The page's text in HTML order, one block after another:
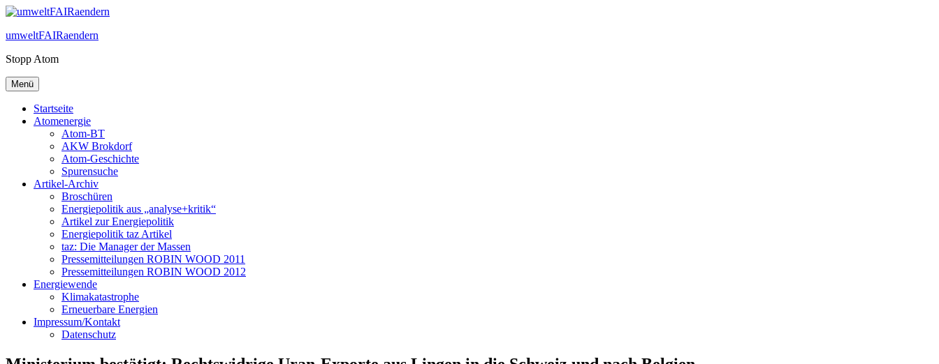
Zum
springen
umweltFAIRaendern
Stopp Atom
Menü
Startseite
Atomenergie
Atom-BT
AKW Brokdorf
Atom-Geschichte
Spurensuche
Artikel-Archiv
Broschüren
Energiepolitik aus „analyse+kritik“
Artikel zur Energiepolitik
Energiepolitik taz Artikel
taz: Die Manager der Massen
Pressemitteilungen ROBIN WOOD 2011
Pressemitteilungen ROBIN WOOD 2012
Energiewende
Klimakatastrophe
Erneuerbare Energien
Impressum/Kontakt
Datenschutz